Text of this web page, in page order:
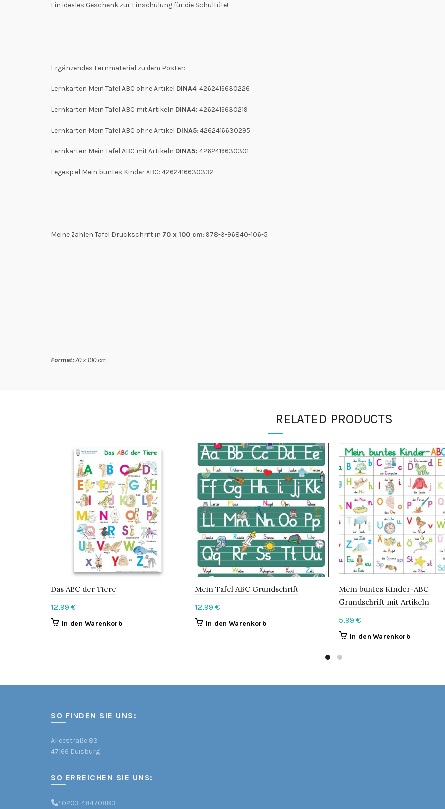
Ein ideales Geschenk zur Einschulung für die Schultüte!
Ergänzendes Lernmaterial zu dem Poster:
Lernkarten Mein Tafel ABC ohne Artikel DINA4: 4262416630226
Lernkarten Mein Tafel ABC mit Artikeln DINA4: 4262416630219
Lernkarten Mein Tafel ABC ohne Artikel DINA5: 4262416630295
Lernkarten Mein Tafel ABC mit Artikeln DINA5: 4262416630301
Legespiel Mein buntes Kinder ABC: 4262416630332
Meine Zahlen Tafel Druckschrift in 70 x 100 cm: 978-3-96840-106-5
Format:70 x 100 cm
RELATED PRODUCTS
Das ABC der Tiere
12,99 €
In den Warenkorb
Mein Tafel ABC Grundschrift
12,99 €
In den Warenkorb
Mein buntes Kinder-ABC
Grundschrift mit Artikeln
5,99 €
In den Warenkorb
SO FINDEN SIE UNS:
Alleestraße 83
47166 Duisburg
SO ERREICHEN SIE UNS:
¹ 0203-48470883